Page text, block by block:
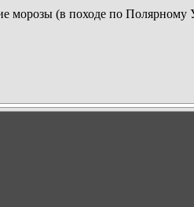
(в походе по Полярному